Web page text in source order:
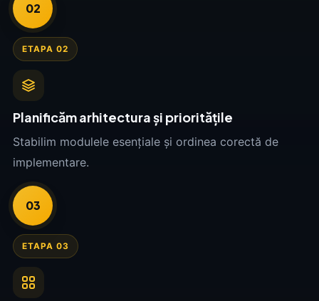
02
ETAPA 02
Planificăm arhitectura și prioritățile
Stabilim modulele esențiale și ordinea corectă de
implementare.
03
ETAPA 03